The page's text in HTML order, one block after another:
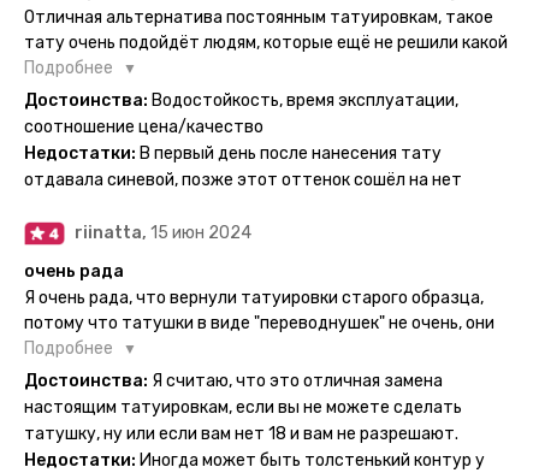
Отличная альтернатива постоянным татуировкам, такое
тату очень подойдёт людям, которые ещё не решили какой
эскиз им подойдёт на всю жизнь - продукт еверинк
держится на теле до 2 недель - после нанесения не нужно
бояться мочить такие тату, вода их так просто не смоет. К
рисункам прикладывается инструкция, но я предпочла
другой способ нанесения - оставила наклейку на теле на
ночь, чтобы точно перестраховаться - на утро эффект
сразу же проявился. На неподвижных частях тела тату
носится дольше, поэтому нужно обдуманно выбирать куда
её стоит наносить. Когда рисунок начнёт стираться -
водой спокойно можно убрать оставшийся контур.
Подробнее
Достоинства: Водостойкость, время эксплуатации,
соотношение цена/качество
Недостатки: В первый день после нанесения тату
отдавала синевой, позже этот оттенок сошёл на нет
riinatta, 15 июн 2024
очень рада
Я очень рада, что вернули татуировки старого образца,
потому что татушки в виде "переводнушек" не очень, они
просто не "усиживались", не те темнели, а после душа
вообще слазили, вот недавно сделала фризби дог и он
через сутки проявился и все ещё держится!! ну а 4 звезды
потому что у меня ещё очень много переводных
татуировок(
Подробнее
Достоинства: Я считаю, что это отличная замена
настоящим татуировкам, если вы не можете сделать
татушку, ну или если вам нет 18 и вам не разрешают.
Недостатки: Иногда может быть толстенький контур у